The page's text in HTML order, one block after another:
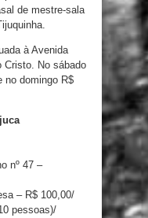
de mestre-sala
à Avenida
Cristo. No sábado
no domingo R$
nº 47 –
– R$ 100,00/
pessoas)/